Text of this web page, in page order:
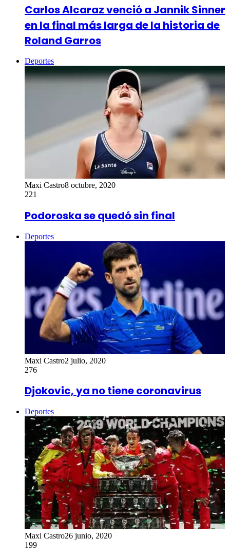
Carlos Alcaraz venció a Jannik Sinner
en la final más larga de la historia de
Roland Garros
Deportes
Maxi Castro8 octubre, 2020
221
Podoroska se quedó sin final
Deportes
Maxi Castro2 julio, 2020
276
Djokovic, ya no tiene coronavirus
Deportes
Maxi Castro26 junio, 2020
199